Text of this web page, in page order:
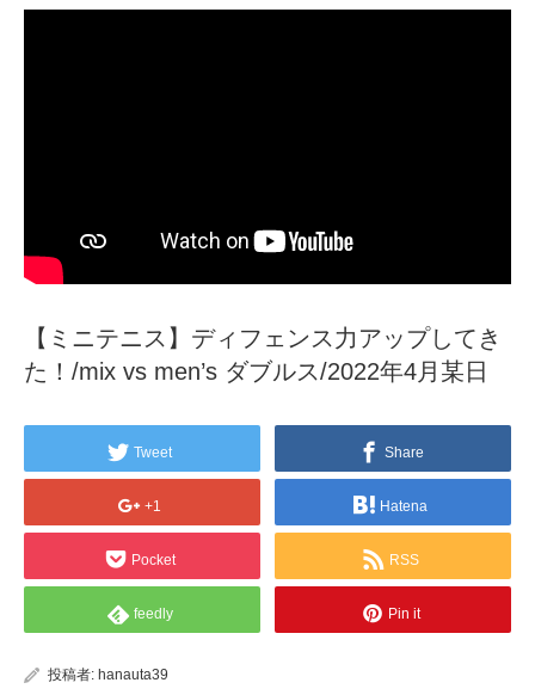
【ミニテニス】ディフェンス力アップしてき
た！/mix vs men’s ダブルス/2022年4月某日
Tweet Share
+1 Hatena
Pocket RSS
feedly Pin it
投稿者: hanauta39